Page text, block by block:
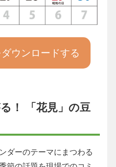
ウンロードする
！ 「花見」の豆
ダーのテーマにまつわる